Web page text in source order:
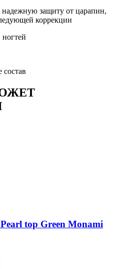
защиту от царапин,
коррекции
ногтей
состав
top Green Monami